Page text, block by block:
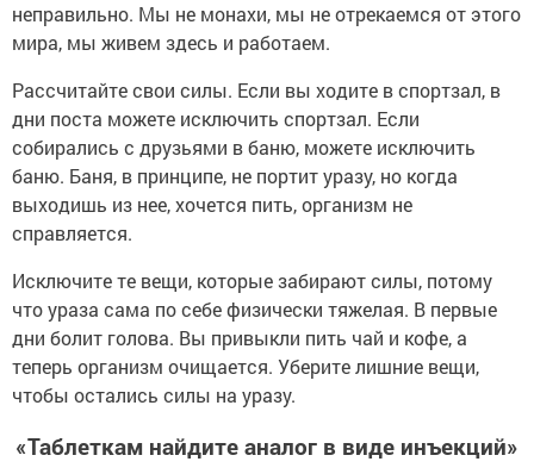
неправильно. Мы не монахи, мы не отрекаемся от этого
мира, мы живем здесь и работаем.
Рассчитайте свои силы. Если вы ходите в спортзал, в
дни поста можете исключить спортзал. Если
собирались с друзьями в баню, можете исключить
баню. Баня, в принципе, не портит уразу, но когда
выходишь из нее, хочется пить, организм не
справляется.
Исключите те вещи, которые забирают силы, потому
что ураза сама по себе физически тяжелая. В первые
дни болит голова. Вы привыкли пить чай и кофе, а
теперь организм очищается. Уберите лишние вещи,
чтобы остались силы на уразу.
«Таблеткам найдите аналог в виде инъекций»